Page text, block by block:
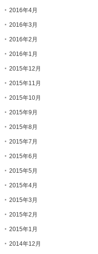
2016年4月
2016年3月
2016年2月
2016年1月
2015年12月
2015年11月
2015年10月
2015年9月
2015年8月
2015年7月
2015年6月
2015年5月
2015年4月
2015年3月
2015年2月
2015年1月
2014年12月